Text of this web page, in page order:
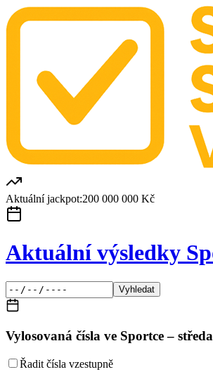
Aktuální jackpot:200 000 000 Kč
Aktuální výsledky
Vyhledat
Vylosovaná čísla ve Sportce – středa
Řadit čísla vzestupně